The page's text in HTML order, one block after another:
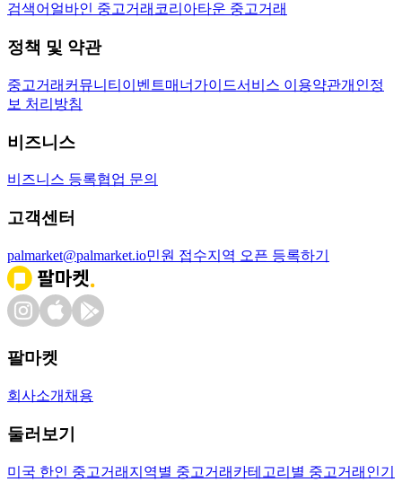
검색어 얼바인 중고거래 코리아타운 중고거래
정책 및 약관
중고거래 커뮤니티 이벤트매너가이드서비스 이용약관개인정
보 처리방침
비즈니스
비즈니스 등록협업 문의
고객센터
palmarket@palmarket.io민원 접수지역 오픈 등록하기
팔마켓
회사소개 채용
둘러보기
미국 한인 중고거래 지역별 중고거래 카테고리별 중고거래 인기